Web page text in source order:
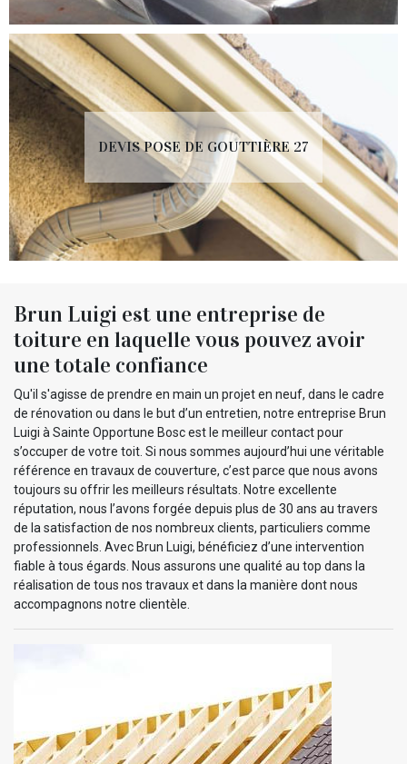
DEVIS POSE DE GOUTTIÈRE 27
Brun Luigi est une entreprise de
toiture en laquelle vous pouvez avoir
une totale confiance
Qu'il s'agisse de prendre en main un projet en neuf, dans le cadre
de rénovation ou dans le but d’un entretien, notre entreprise Brun
Luigi à Sainte Opportune Bosc est le meilleur contact pour
s’occuper de votre toit. Si nous sommes aujourd’hui une véritable
référence en travaux de couverture, c’est parce que nous avons
toujours su offrir les meilleurs résultats. Notre excellente
réputation, nous l’avons forgée depuis plus de 30 ans au travers
de la satisfaction de nos nombreux clients, particuliers comme
professionnels. Avec Brun Luigi, bénéficiez d’une intervention
fiable à tous égards. Nous assurons une qualité au top dans la
réalisation de tous nos travaux et dans la manière dont nous
accompagnons notre clientèle.